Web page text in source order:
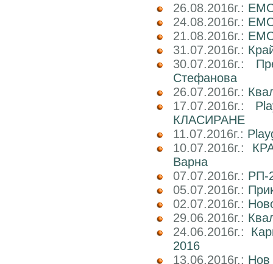
26.08.2016г.:
24.08.2016г.:
21.08.2016г.:
31.07.2016г.:
30.07.2016г.:
Стефанова
26.07.2016г.:
17.07.2016г.:
КЛАСИРАНЕ
11.07.2016г.:
10.07.2016г.:
Варна
07.07.2016г.: РП-
05.07.2016г.:
02.07.2016г.:
29.06.2016г.:
24.06.2016г.:
2016
13.06.2016г.: